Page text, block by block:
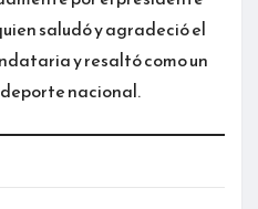
saludó y agradeció el
y resaltó como un
nacional.